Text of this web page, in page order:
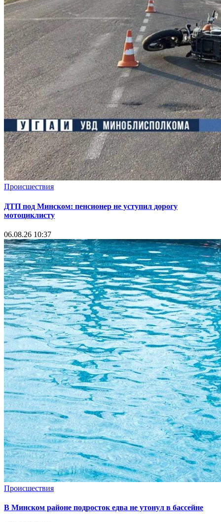
Происшествия
ДТП под Минском: пенсионер не уступил дорогу
мотоциклисту
06.08.26 10:37
Происшествия
В Минском районе подросток едва не утонул в бассейне